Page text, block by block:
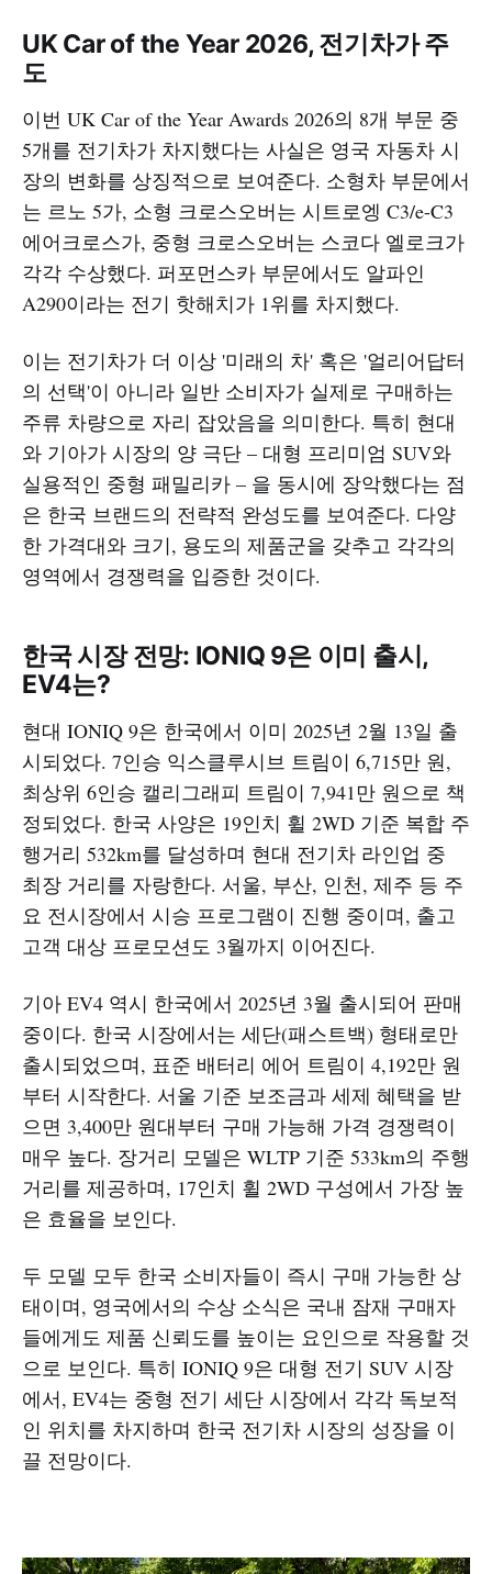
UK Car of the Year 2026, 전기차가 주
도
이번 UK Car of the Year Awards 2026의 8개 부문 중
5개를 전기차가 차지했다는 사실은 영국 자동차 시
장의 변화를 상징적으로 보여준다. 소형차 부문에서
는 르노 5가, 소형 크로스오버는 시트로엥 C3/e-C3
에어크로스가, 중형 크로스오버는 스코다 엘로크가
각각 수상했다. 퍼포먼스카 부문에서도 알파인
A290이라는 전기 핫해치가 1위를 차지했다.
이는 전기차가 더 이상 '미래의 차' 혹은 '얼리어답터
의 선택'이 아니라 일반 소비자가 실제로 구매하는
주류 차량으로 자리 잡았음을 의미한다. 특히 현대
와 기아가 시장의 양 극단 – 대형 프리미엄 SUV와
실용적인 중형 패밀리카 – 을 동시에 장악했다는 점
은 한국 브랜드의 전략적 완성도를 보여준다. 다양
한 가격대와 크기, 용도의 제품군을 갖추고 각각의
영역에서 경쟁력을 입증한 것이다.
한국 시장 전망: IONIQ 9은 이미 출시,
EV4는?
현대 IONIQ 9은 한국에서 이미 2025년 2월 13일 출
시되었다. 7인승 익스클루시브 트림이 6,715만 원,
최상위 6인승 캘리그래피 트림이 7,941만 원으로 책
정되었다. 한국 사양은 19인치 휠 2WD 기준 복합 주
행거리 532km를 달성하며 현대 전기차 라인업 중
최장 거리를 자랑한다. 서울, 부산, 인천, 제주 등 주
요 전시장에서 시승 프로그램이 진행 중이며, 출고
고객 대상 프로모션도 3월까지 이어진다.
기아 EV4 역시 한국에서 2025년 3월 출시되어 판매
중이다. 한국 시장에서는 세단(패스트백) 형태로만
출시되었으며, 표준 배터리 에어 트림이 4,192만 원
부터 시작한다. 서울 기준 보조금과 세제 혜택을 받
으면 3,400만 원대부터 구매 가능해 가격 경쟁력이
매우 높다. 장거리 모델은 WLTP 기준 533km의 주행
거리를 제공하며, 17인치 휠 2WD 구성에서 가장 높
은 효율을 보인다.​
두 모델 모두 한국 소비자들이 즉시 구매 가능한 상
태이며, 영국에서의 수상 소식은 국내 잠재 구매자
들에게도 제품 신뢰도를 높이는 요인으로 작용할 것
으로 보인다. 특히 IONIQ 9은 대형 전기 SUV 시장
에서, EV4는 중형 전기 세단 시장에서 각각 독보적
인 위치를 차지하며 한국 전기차 시장의 성장을 이
끌 전망이다.